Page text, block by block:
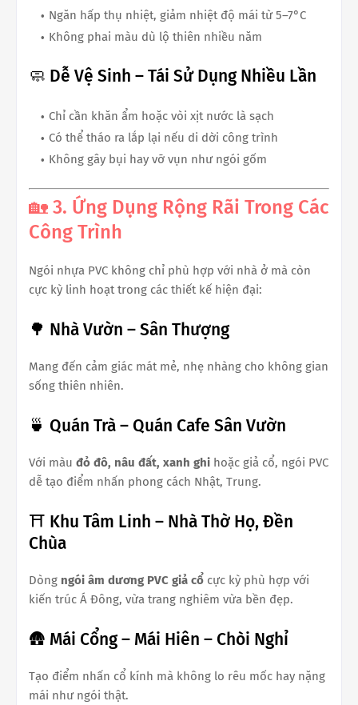
Ngăn hấp thụ nhiệt, giảm nhiệt độ mái từ 5–7°C
Không phai màu dù lộ thiên nhiều năm
🧼 Dễ Vệ Sinh – Tái Sử Dụng Nhiều Lần
Chỉ cần khăn ẩm hoặc vòi xịt nước là sạch
Có thể tháo ra lắp lại nếu di dời công trình
Không gây bụi hay vỡ vụn như ngói gốm
🏡 3. Ứng Dụng Rộng Rãi Trong Các
Công Trình
Ngói nhựa PVC không chỉ phù hợp với nhà ở mà còn
cực kỳ linh hoạt trong các thiết kế hiện đại:
🌳 Nhà Vườn – Sân Thượng
Mang đến cảm giác mát mẻ, nhẹ nhàng cho không gian
sống thiên nhiên.
🍵 Quán Trà – Quán Cafe Sân Vườn
Với màu đỏ đô, nâu đất, xanh ghi hoặc giả cổ, ngói PVC
dễ tạo điểm nhấn phong cách Nhật, Trung.
⛩️ Khu Tâm Linh – Nhà Thờ Họ, Đền
Chùa
Dòng ngói âm dương PVC giả cổ cực kỳ phù hợp với
kiến trúc Á Đông, vừa trang nghiêm vừa bền đẹp.
🛖 Mái Cổng – Mái Hiên – Chòi Nghỉ
Tạo điểm nhấn cổ kính mà không lo rêu mốc hay nặng
mái như ngói thật.